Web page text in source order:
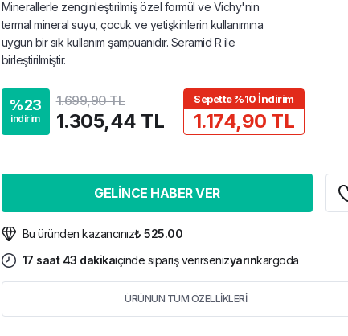
Minerallerle zenginleştirilmiş özel formül ve Vichy'nin
termal mineral suyu, çocuk ve yetişkinlerin kullanımına
uygun bir sık kullanım şampuanıdır. Seramid R ile
birleştirilmiştir.
%23
indirim
1.699,90 TL
1.305,44 TL
Sepette %10 İndirim
1.174,90 TL
GELİNCE HABER VER
Bu üründen kazancınız₺ 525.00
17 saat 43 dakikaiçinde sipariş verirsenizyarınkargoda
ÜRÜNÜN TÜM ÖZELLİKLERİ